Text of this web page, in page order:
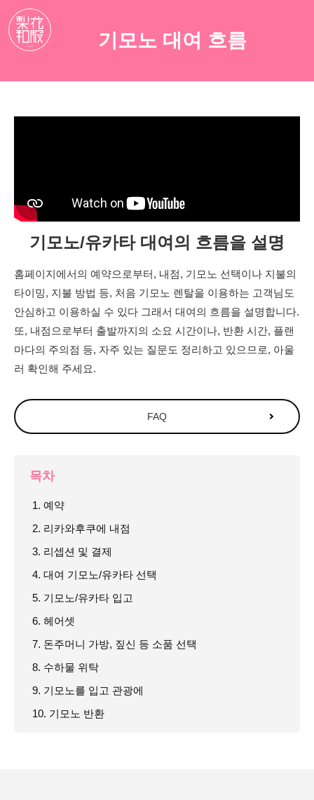
기모노 대여 흐름
기모노/유카타 대여의 흐름을 설명
홈페이지에서의 예약으로부터, 내점, 기모노 선택이나 지불의
타이밍, 지불 방법 등, 처음 기모노 렌탈을 이용하는 고객님도
안심하고 이용하실 수 있다 그래서 대여의 흐름을 설명합니다.
또, 내점으로부터 출발까지의 소요 시간이나, 반환 시간, 플랜
마다의 주의점 등, 자주 있는 질문도 정리하고 있으므로, 아울
러 확인해 주세요.
FAQ
목차
1. 예약
2. 리카와후쿠에 내점
3. 리셉션 및 결제
4. 대여 기모노/유카타 선택
5. 기모노/유카타 입고
6. 헤어셋
7. 돈주머니 가방, 짚신 등 소품 선택
8. 수하물 위탁
9. 기모노를 입고 관광에
10. 기모노 반환